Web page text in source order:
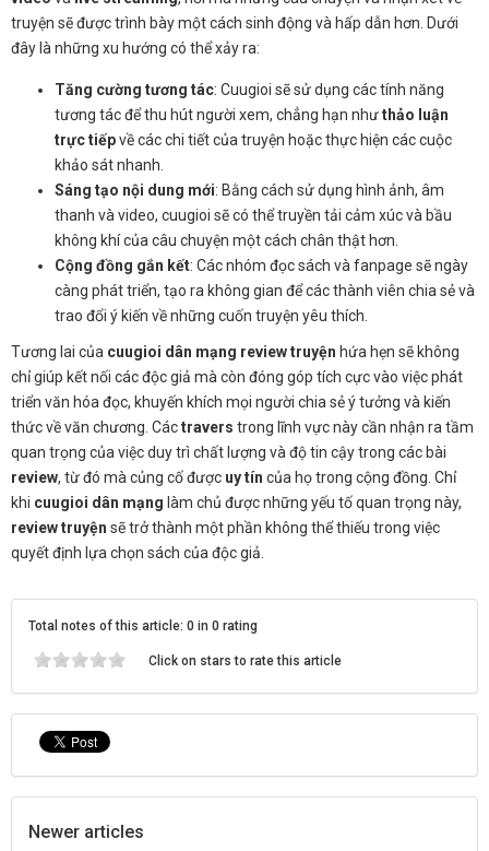
truyện sẽ được trình bày một cách sinh động và hấp dẫn hơn. Dưới
đây là những xu hướng có thể xảy ra:
Tăng cường tương tác: Cuugioi sẽ sử dụng các tính năng
tương tác để thu hút người xem, chẳng hạn nhưthảo luận
trực tiếpvề các chi tiết của truyện hoặc thực hiện các cuộc
khảo sát nhanh.
Sáng tạo nội dung mới: Bằng cách sử dụng hình ảnh, âm
thanh và video, cuugioi sẽ có thể truyền tải cảm xúc và bầu
không khí của câu chuyện một cách chân thật hơn.
Cộng đồng gắn kết: Các nhóm đọc sách và fanpage sẽ ngày
càng phát triển, tạo ra không gian để các thành viên chia sẻ và
trao đổi ý kiến về những cuốn truyện yêu thích.
Tương lai của cuugioi dân mạng review truyện hứa hẹn sẽ không
chỉ giúp kết nối các độc giả mà còn đóng góp tích cực vào việc phát
triển văn hóa đọc, khuyến khích mọi người chia sẻ ý tưởng và kiến
thức về văn chương. Cáctravers trong lĩnh vực này cần nhận ra tầm
quan trọng của việc duy trì chất lượng và độ tin cậy trong các bài
review, từ đó mà củng cố được uy tín của họ trong cộng đồng. Chỉ
khi cuugioi dân mạng làm chủ được những yếu tố quan trọng này,
review truyện sẽ trở thành một phần không thể thiếu trong việc
quyết định lựa chọn sách của độc giả.
Total notes of this article: 0 in 0 rating
Click on stars to rate this article
Newer articles